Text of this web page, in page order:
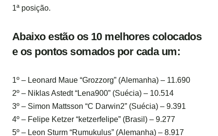
1ª posição.
Abaixo estão os 10 melhores colocados
e os pontos somados por cada um:
1º – Leonard Maue “Grozzorg” (Alemanha) – 11.690
2º – Niklas Astedt “Lena900” (Suécia) – 10.514
3º – Simon Mattsson “C Darwin2” (Suécia) – 9.391
4º – Felipe Ketzer “ketzerfelipe” (Brasil) – 9.277
5º – Leon Sturm “Rumukulus” (Alemanha) – 8.917